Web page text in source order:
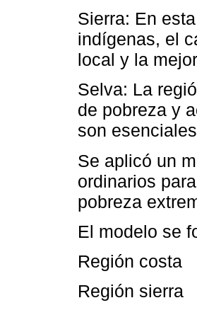
Sierra: En
indígenas, el
local y la
Selva: La
de pobreza y
son
Se aplicó un
ordinarios
pobreza
El modelo se
Región costa
Región sierra